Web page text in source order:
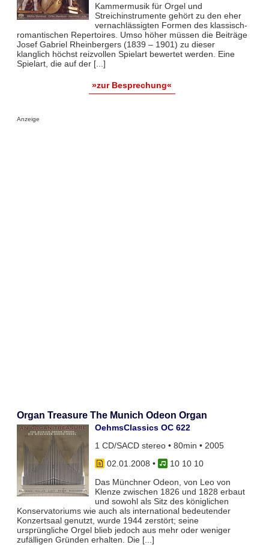
Kammermusik für Orgel und
Streichinstrumente gehört zu den eher
vernachlässigten Formen des klassisch-
romantischen Repertoires. Umso höher müssen die Beiträge
Josef Gabriel Rheinbergers (1839 – 1901) zu dieser
klanglich höchst reizvollen Spielart bewertet werden. Eine
Spielart, die auf der [...]
»zur Besprechung«
Anzeige
Organ Treasure The Munich Odeon Organ
OehmsClassics OC 622
1 CD/SACD stereo • 80min • 2005
02.01.2008 •
10 10 10
Das Münchner Odeon, von Leo von
Klenze zwischen 1826 und 1828 erbaut
und sowohl als Sitz des königlichen
Konservatoriums wie auch als international bedeutender
Konzertsaal genutzt, wurde 1944 zerstört; seine
ursprüngliche Orgel blieb jedoch aus mehr oder weniger
zufälligen Gründen erhalten. Die [...]